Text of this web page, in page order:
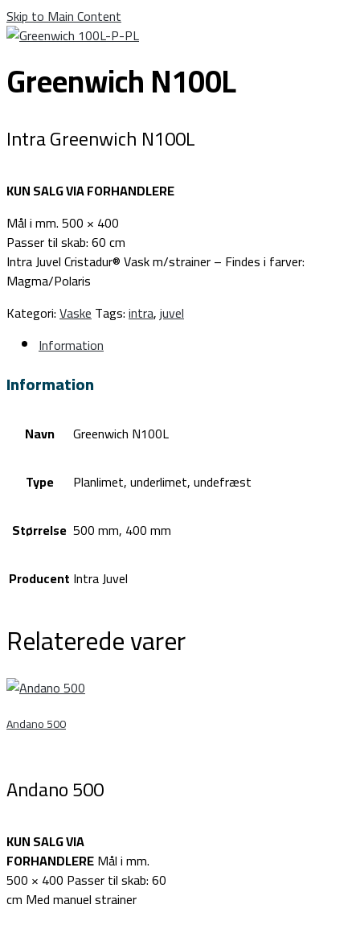
Skip to Main Content
Greenwich N100L
Intra Greenwich N100L
KUN SALG VIA FORHANDLERE
Mål i mm. 500 × 400
Passer til skab: 60 cm
Intra Juvel Cristadur® Vask m/strainer – Findes i farver:
Magma/Polaris
Kategori:VaskeTags:intra,juvel
Information
Information
Navn
Greenwich N100L
Type
Planlimet, underlimet, undefræst
Størrelse 500 mm, 400 mm
Producent Intra Juvel
Relaterede varer
Andano 500
Andano 500
KUN SALG VIA
FORHANDLEREMål i mm.
500 × 400 Passer til skab: 60
cm Med manuel strainer